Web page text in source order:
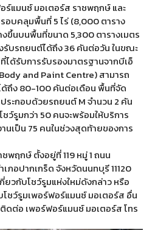
ร์แมนซ์ มอเตอร์ส ราชพฤกษ์ และ
อบคลุมพื้นที่ 5 ไร่ (8,000 ตาราง
ขึ้นบนพื้นที่ขนาด 5,300 ตารางเมตร
รับรถยนต์ได้ถึง 36 คันต่อวัน ในขณะ
ด้รับการรับรองมาตรฐานจากบีเอ็
and Paint Centre) สามารถ
ด้ถึง 80-100 คันต่อเดือน พื้นที่จัด
ระกอบด้วยรถยนต์ M จำนวน 2 คัน
ว์รูมกว่า 50 คนจะพร้อมให้บริการ
นเป็น 75 คนในช่วงสุดท้ายของการ
พฤกษ์ ตั้งอยู่ที่ 119 หมู่ 1 ถนน
ภอปากเกร็ด จังหวัดนนทบุรี 11120
วกับโชว์รูมแห่งใหม่ดังกล่าว หรือ
โชว์รูมเพอร์ฟอร์แมนซ์ มอเตอร์ส อื่น
ดต่อ เพอร์ฟอร์แมนซ์ มอเตอร์ส โทร